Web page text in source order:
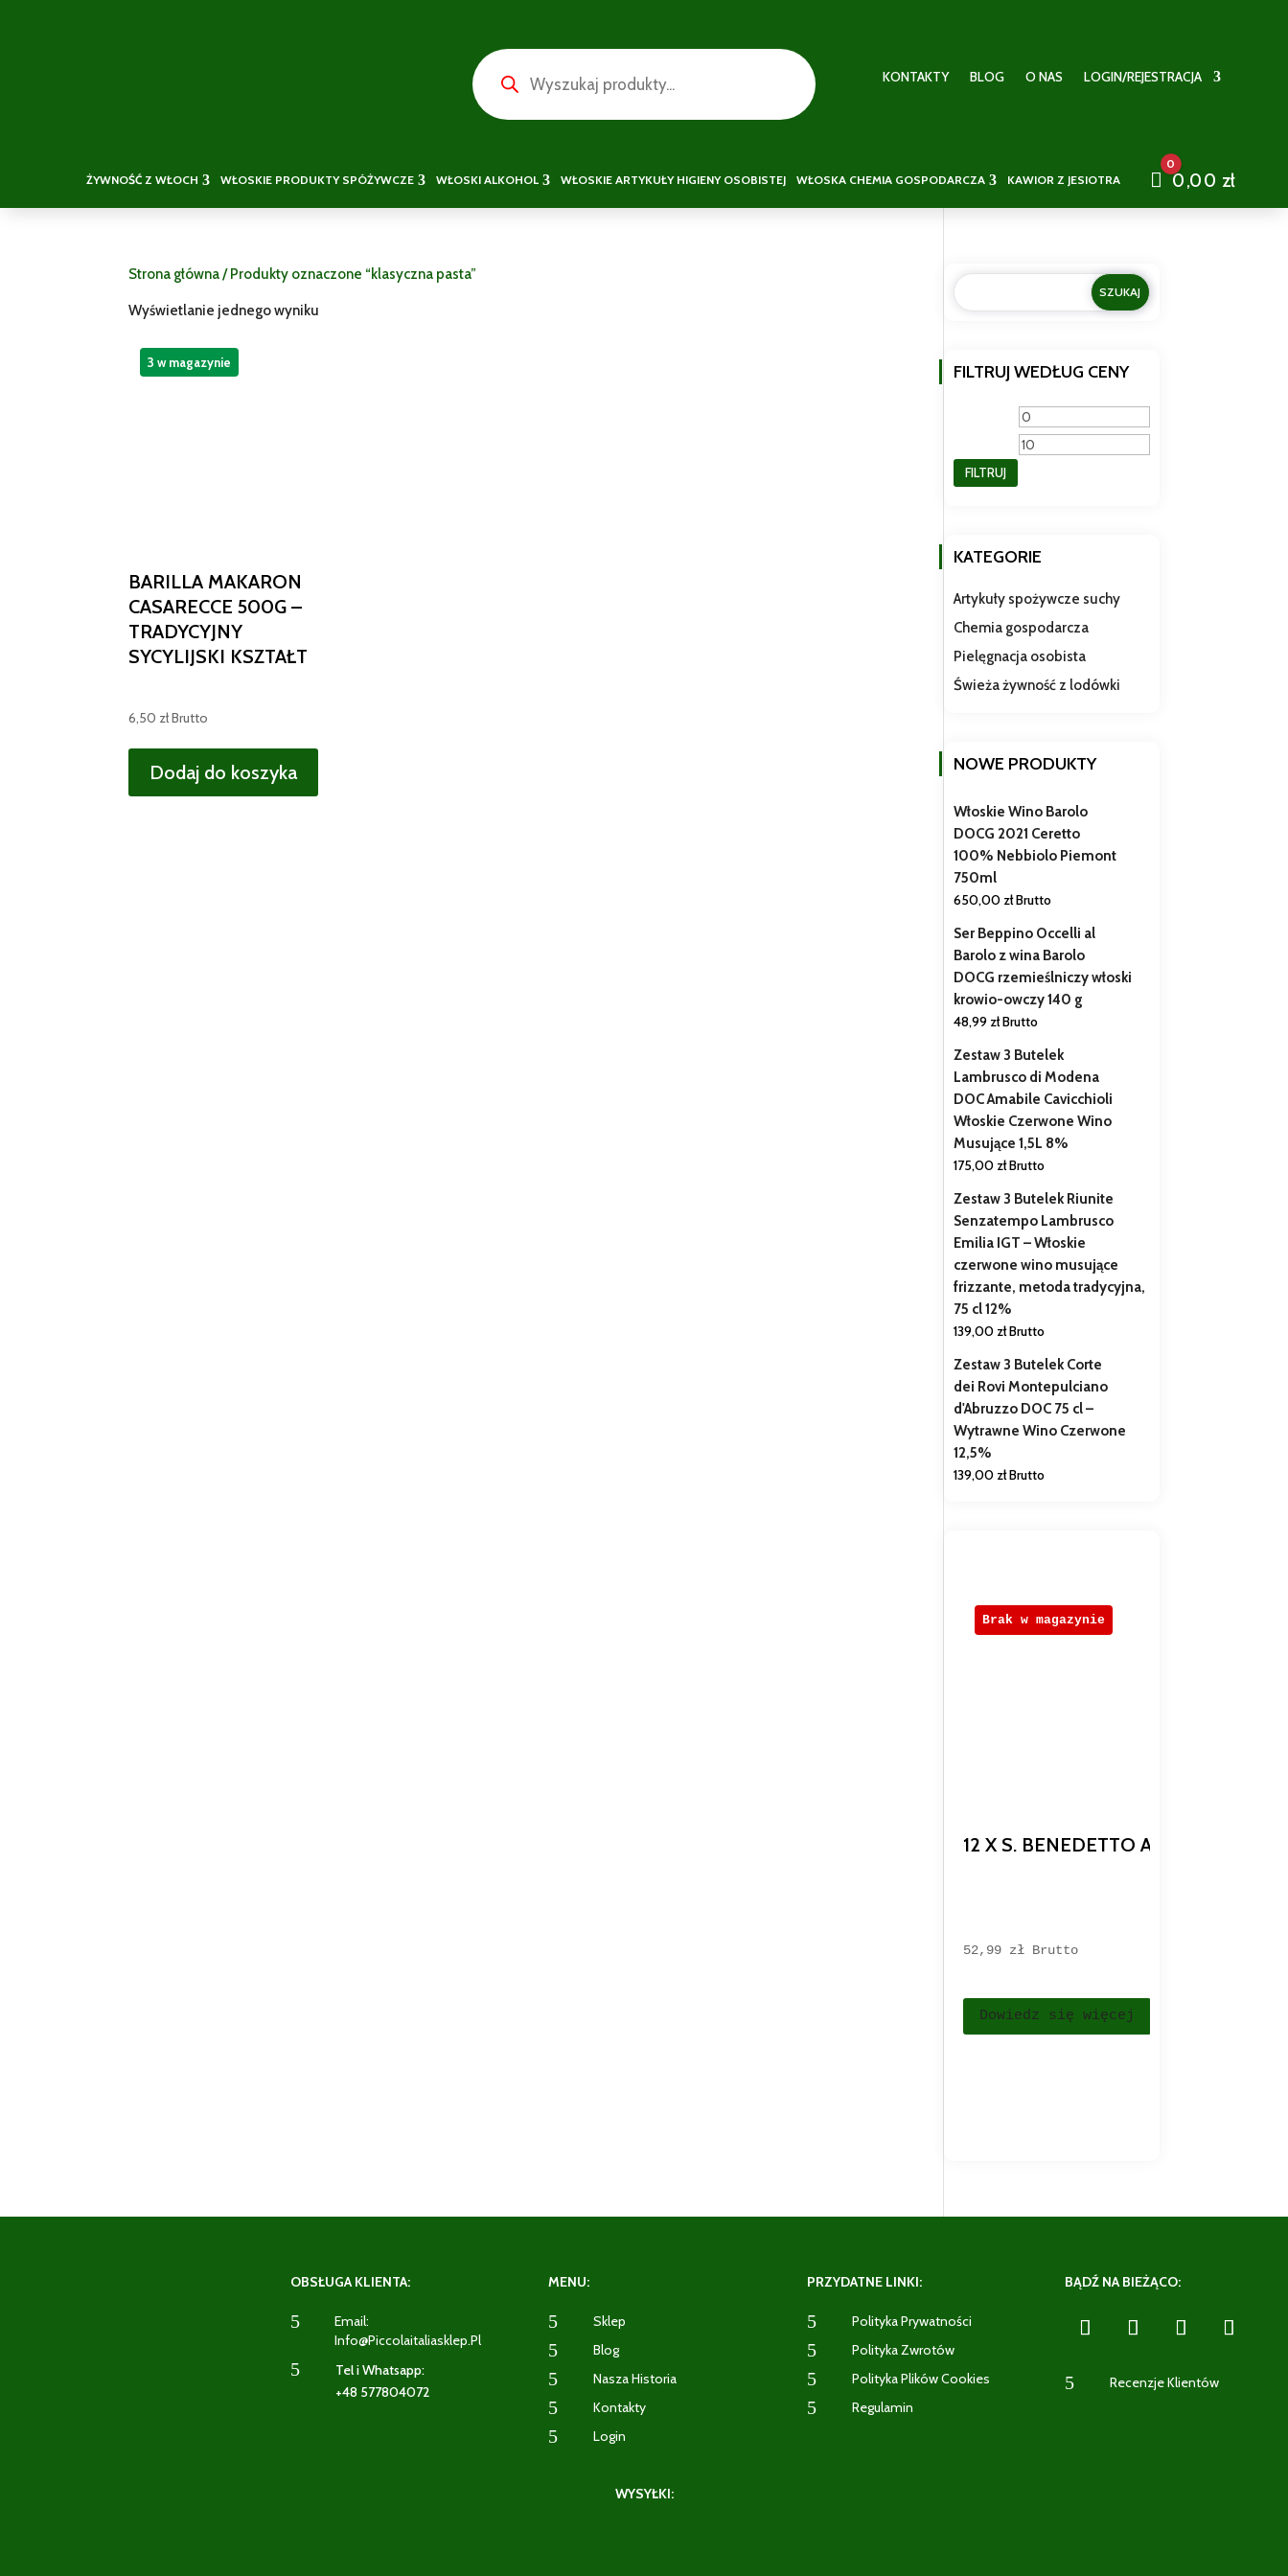
Wyszukiwarka
produktów KONTAKTY BLOG O NAS LOGIN/REJESTRACJA
ŻYWNOŚĆ Z WŁOCH WŁOSKIE PRODUKTY SPÓŻYWCZE WŁOSKI ALKOHOL WŁOSKIE ARTYKUŁY HIGIENY OSOBISTEJ WŁOSKA CHEMIA GOSPODARCZA KAWIOR Z JESIOTRA Cart
0
0,00 zł
Strona główna/ Produkty oznaczone “klasyczna pasta”
Wyświetlanie jednego wyniku
BARILLA MAKARON
CASARECCE 500G –
TRADYCYJNY
SYCYLIJSKI KSZTAŁT
6,50 złBrutto
Dodaj do koszyka
3 w magazynie FILTRUJ WEDŁUG CENY
Cena
min
FILTRUJ
KATEGORIE
Artykuły spożywcze suchy
Chemia gospodarcza
Pielęgnacja osobista
Świeża żywność z lodówki
NOWE PRODUKTY
Włoskie Wino Barolo
DOCG 2021 Ceretto
100% Nebbiolo Piemont
750ml
650,00 złBrutto
Ser Beppino Occelli al
Barolo z wina Barolo
DOCG rzemieślniczy włoski
krowio-owczy 140 g
48,99 złBrutto
Zestaw 3 Butelek
Lambrusco di Modena
DOC Amabile Cavicchioli
Włoskie Czerwone Wino
Musujące 1,5L 8%
175,00 złBrutto
Zestaw 3 Butelek Riunite
Senzatempo Lambrusco
Emilia IGT – Włoskie
czerwone wino musujące
frizzante, metoda tradycyjna,
75 cl 12%
139,00 złBrutto
Zestaw 3 Butelek Corte
dei Rovi Montepulciano
d'Abruzzo DOC 75 cl –
Wytrawne Wino Czerwone
12,5%
139,00 złBrutto
12 X S. BENEDETTO ARANCIA E
52,99 zł Brutto
Dowiedz się więcej
Brak w magazynie
OBSŁUGA KLIENTA:
5
Email:
Info@piccolaitaliasklep.pl
5
Tel i Whatsapp:
+48 577804072
MENU:
5 Sklep
5 Blog
5 Nasza Historia
5 Kontakty
5 Login
PRZYDATNE LINKI:
5 Polityka Prywatności
5 Polityka Zwrotów
5 Polityka Plików Cookies
5 Regulamin
BĄDŹ NA BIEŻĄCO:
5 Recenzje Klientów
WYSYŁKI: